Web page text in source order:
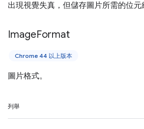
出現視覺失真，但儲存圖片所需的位元
ImageFormat
Chrome 44 以上版本
圖片格式。
列舉